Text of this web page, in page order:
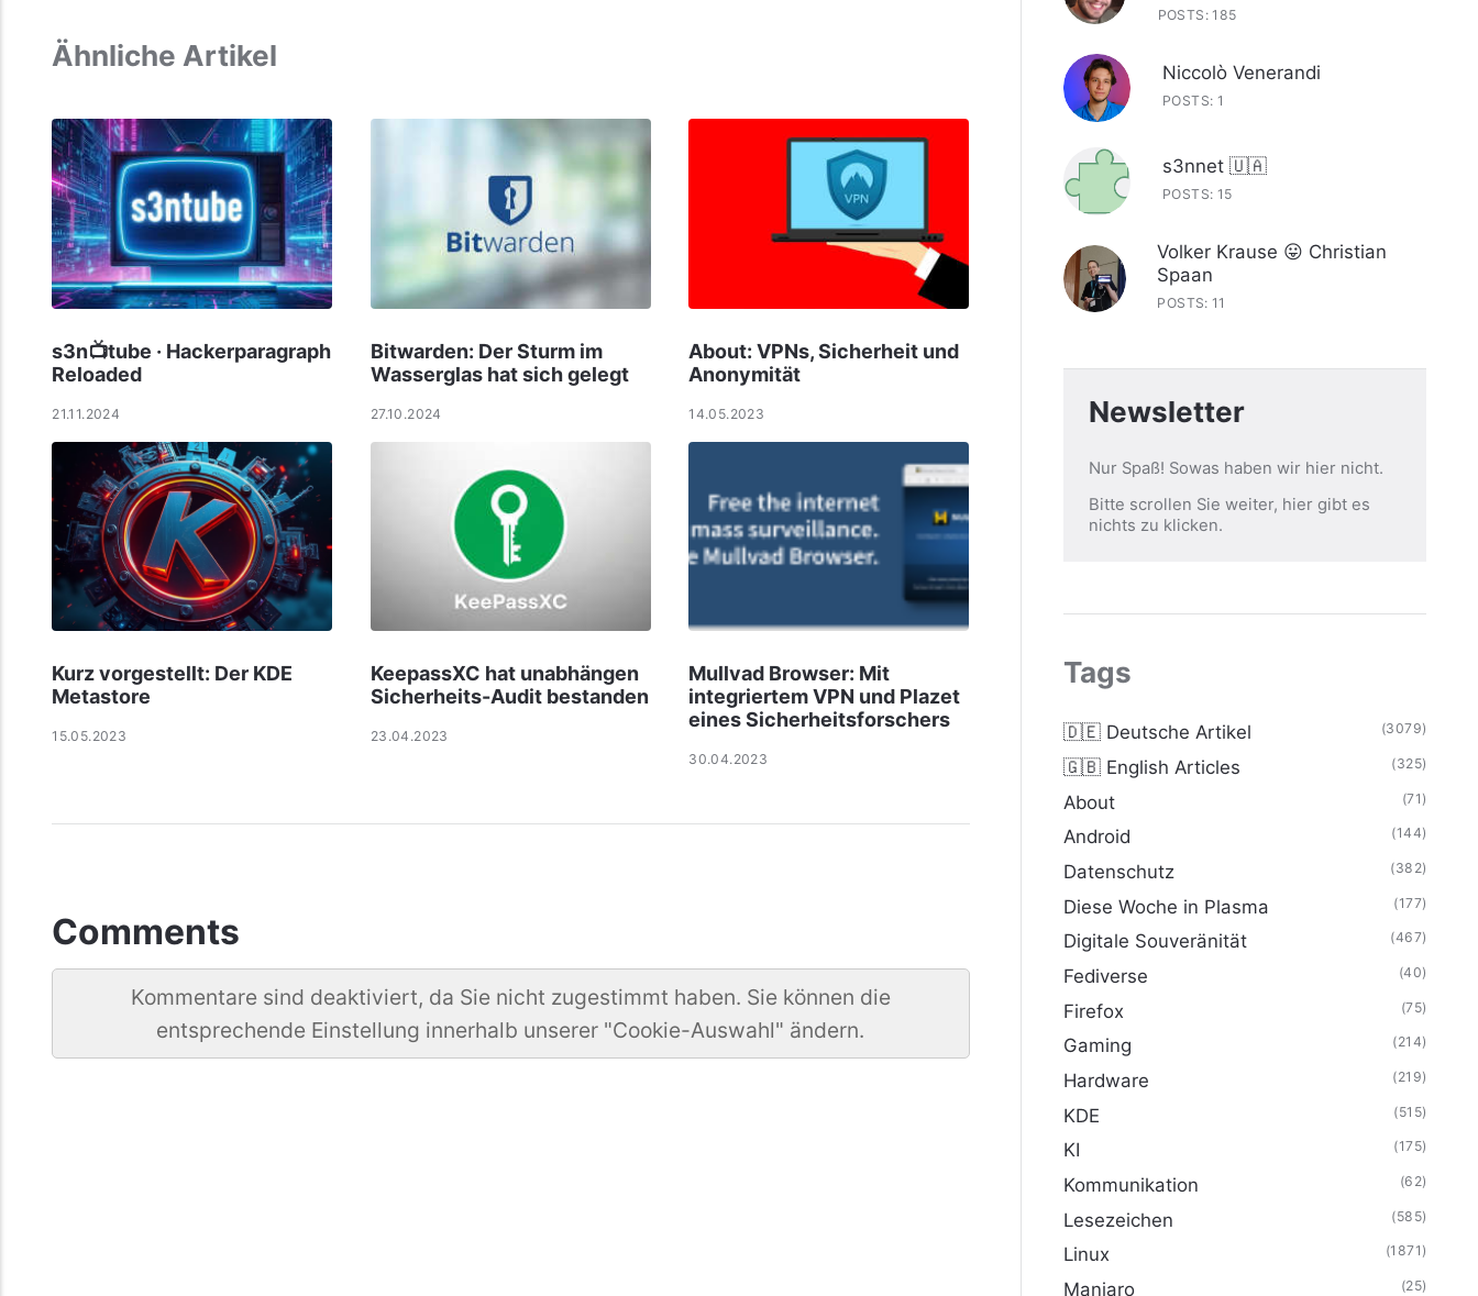
Ähnliche Artikel
s3n📺tube · Hackerparagraph
Reloaded
21.11.2024
Bitwarden: Der Sturm im
Wasserglas hat sich gelegt
27.10.2024
About: VPNs, Sicherheit und
Anonymität
14.05.2023
Kurz vorgestellt: Der KDE
Metastore
15.05.2023
KeepassXC hat unabhängen
Sicherheits-Audit bestanden
23.04.2023
Mullvad Browser: Mit
integriertem VPN und Plazet
eines Sicherheitsforschers
30.04.2023
Comments
Kommentare sind deaktiviert, da Sie nicht zugestimmt haben. Sie können die
entsprechende Einstellung innerhalb unserer "Cookie-Auswahl" ändern.
POSTS: 185
Niccolò Venerandi
POSTS: 1
s3nnet 🇺🇦
POSTS: 15
Volker Krause 😛 Christian
Spaan
POSTS: 11
Newsletter
Nur Spaß! Sowas haben wir hier nicht.
Bitte scrollen Sie weiter, hier gibt es
nichts zu klicken.
Tags
🇩🇪 Deutsche Artikel (3079)
🇬🇧 English Articles (325)
About (71)
Android (144)
Datenschutz (382)
Diese Woche in Plasma (177)
Digitale Souveränität (467)
Fediverse (40)
Firefox (75)
Gaming (214)
Hardware (219)
KDE (515)
KI (175)
Kommunikation (62)
Lesezeichen (585)
Linux (1871)
Manjaro (25)